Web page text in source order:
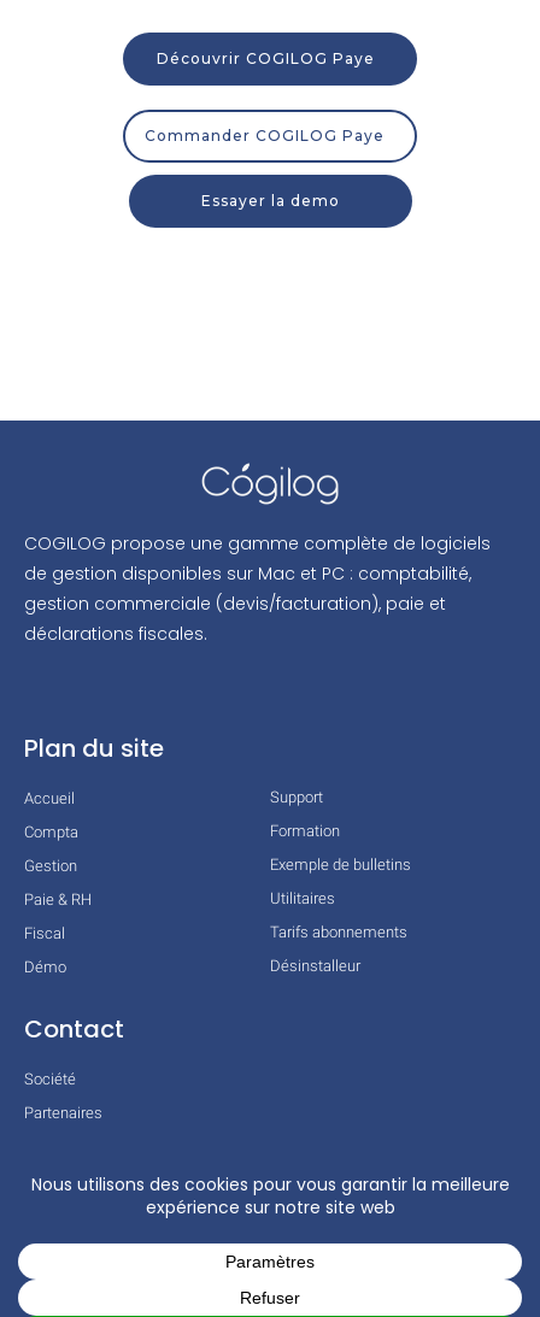
Découvrir COGILOG Paye
Commander COGILOG Paye
Essayer la demo
COGILOG propose une gamme complète de logiciels
de gestion disponibles sur Mac et PC : comptabilité,
gestion commerciale (devis/facturation), paie et
déclarations fiscales.
Plan du site
Accueil
Compta
Gestion
Paie & RH
Fiscal
Démo
Support
Formation
Exemple de bulletins
Utilitaires
Tarifs abonnements
Désinstalleur
Contact
Société
Partenaires
Mentions légales
Conditions générales
Actualités